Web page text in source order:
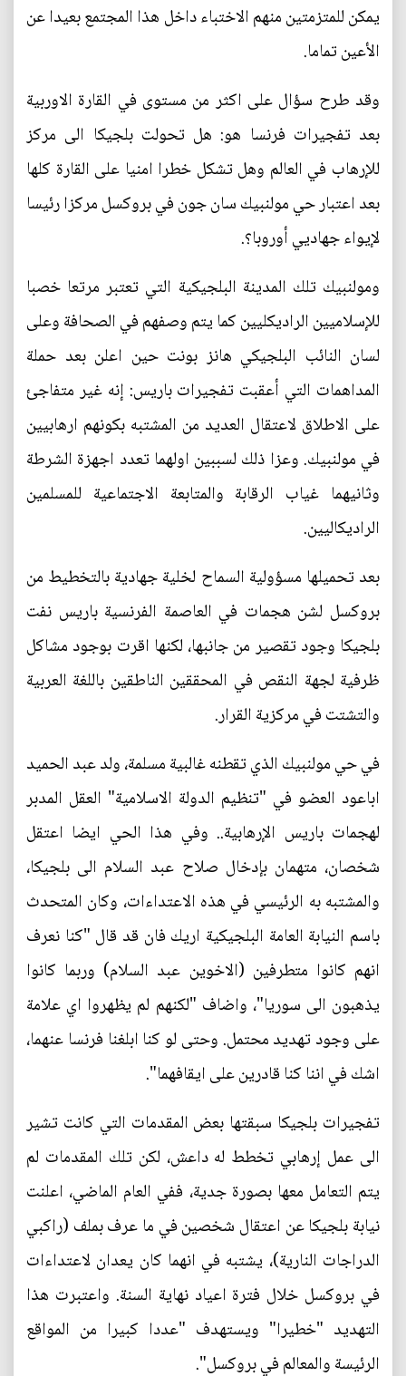
يمكن للمتزمتين منهم الاختباء داخل هذا المجتمع بعيدا عن
الأعين تماما.
وقد طرح سؤال على اكثر من مستوى في القارة الاوربية
بعد تفجيرات فرنسا هو: هل تحولت بلجيكا الى مركز
للإرهاب في العالم وهل تشكل خطرا امنيا على القارة كلها
بعد اعتبار حي مولنبيك سان جون في بروكسل مركزا رئيسا
لإيواء جهاديي أوروبا؟.
ومولنبيك تلك المدينة البلجيكية التي تعتبر مرتعا خصبا
للإسلاميين الراديكليين كما يتم وصفهم في الصحافة وعلى
لسان النائب البلجيكي هانز بونت حين اعلن بعد حملة
المداهمات التي أعقبت تفجيرات باريس: إنه غير متفاجئ
على الاطلاق لاعتقال العديد من المشتبه بكونهم ارهابيين
في مولنبيك. وعزا ذلك لسببين اولهما تعدد اجهزة الشرطة
وثانيهما غياب الرقابة والمتابعة الاجتماعية للمسلمين
الراديكاليين.
بعد تحميلها مسؤولية السماح لخلية جهادية بالتخطيط من
بروكسل لشن هجمات في العاصمة الفرنسية باريس نفت
بلجيكا وجود تقصير من جانبها، لكنها اقرت بوجود مشاكل
ظرفية لجهة النقص في المحققين الناطقين باللغة العربية
والتشتت في مركزية القرار.
في حي مولنبيك الذي تقطنه غالبية مسلمة، ولد عبد الحميد
اباعود العضو في "تنظيم الدولة الاسلامية" العقل المدبر
لهجمات باريس الإرهابية.. وفي هذا الحي ايضا اعتقل
شخصان، متهمان بإدخال صلاح عبد السلام الى بلجيكا،
والمشتبه به الرئيسي في هذه الاعتداءات، وكان المتحدث
باسم النيابة العامة البلجيكية اريك فان قد قال "كنا نعرف
انهم كانوا متطرفين (الاخوين عبد السلام) وربما كانوا
يذهبون الى سوريا"، واضاف "لكنهم لم يظهروا اي علامة
على وجود تهديد محتمل. وحتى لو كنا ابلغنا فرنسا عنهما،
اشك في اننا كنا قادرين على ايقافهما".
تفجيرات بلجيكا سبقتها بعض المقدمات التي كانت تشير
الى عمل إرهابي تخطط له داعش، لكن تلك المقدمات لم
يتم التعامل معها بصورة جدية، ففي العام الماضي، اعلنت
نيابة بلجيكا عن اعتقال شخصين في ما عرف بملف (راكبي
الدراجات النارية)، يشتبه في انهما كان يعدان لاعتداءات
في بروكسل خلال فترة اعياد نهاية السنة. واعتبرت هذا
التهديد "خطيرا" ويستهدف "عددا كبيرا من المواقع
الرئيسة والمعالم في بروكسل".